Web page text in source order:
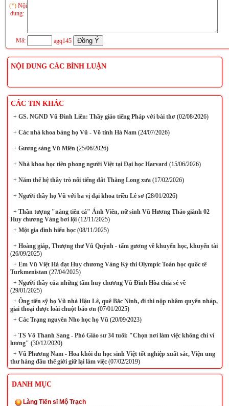
(*) Nội
dung:
Mã: agq145
NỘI DUNG CÁC BÌNH LUẬN
CÁC TIN KHÁC
+GS. NGND Vũ Đình Liên: Thầy giáo tiếng Pháp với bài thơ(02/08/2026)
+Các nhà khoa bảng họ Vũ - Võ tỉnh Hà Nam(24/07/2026)
+Gương sáng Vũ Miên(25/06/2026)
+Nhà khoa học tiên phong người Việt tại Đại học Harvard(15/06/2026)
+Năm thế hệ thầy trò nổi tiếng đất Thăng Long xưa(17/02/2026)
+Người thầy họ Vũ với ba vị đại khoa triều Lê sơ(28/01/2026)
+Thần tượng "nàng tiên cá" Ánh Viên, nữ sinh Vũ Hương Thảo giành 02
Huy chương Vàng bơi lội(12/11/2025)
+Một gia đình hiếu học(08/11/2025)
+Hoàng giáp, Thượng thư Vũ Quỳnh - tấm gương về khuyến học, khuyến tài
(26/09/2025)
+Em Vũ Việt Hà đạt Huy chương Vàng Kỳ thi Olympic Toán học quốc tế
Turkmenistan(27/04/2025)
+Người thầy của những tấm huy chương Vũ Đình Hòa chia sẻ về
(29/01/2025)
+Ông tiến sỹ họ Vũ nhà Hậu Lê, quê Bắc Ninh, đi thi nộp nhầm quyển nháp,
giai thoại được loài chuột báo ơn(07/01/2025)
+Các Trạng nguyên Nho học họ Vũ(20/09/2023)
+TS Võ Thanh Sang - Phó Giáo sư 34 tuổi: "Chọn nơi làm việc không chỉ vì
lương" (30/12/2020)
+Vũ Phương Nam - Hoa khôi du học sinh Việt tốt nghiệp xuất sắc, Viện ung
thư hàng đầu thế giới giữ lại làm việc(07/02/2019)
DANH MỤC
Làng Tiến sĩ Mộ Trạch